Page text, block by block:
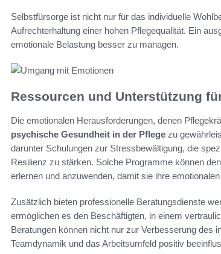
Selbstfürsorge ist nicht nur für das individuelle
Aufrechterhaltung einer hohen Pflegequalität. Ein
emotionale Belastung besser zu managen.
Ressourcen und Unterstützung
Die emotionalen Herausforderungen, denen
psychische Gesundheit in der Pflege zu
darunter Schulungen zur Stressbewältigung, die
Resilienz zu stärken. Solche Programme können
erlernen und anzuwenden, damit sie ihre
Zusätzlich bieten professionelle Beratungsdienste
ermöglichen es den Beschäftigten, in einem
Beratungen können nicht nur zur Verbesserung des
Teamdynamik und das Arbeitsumfeld positiv